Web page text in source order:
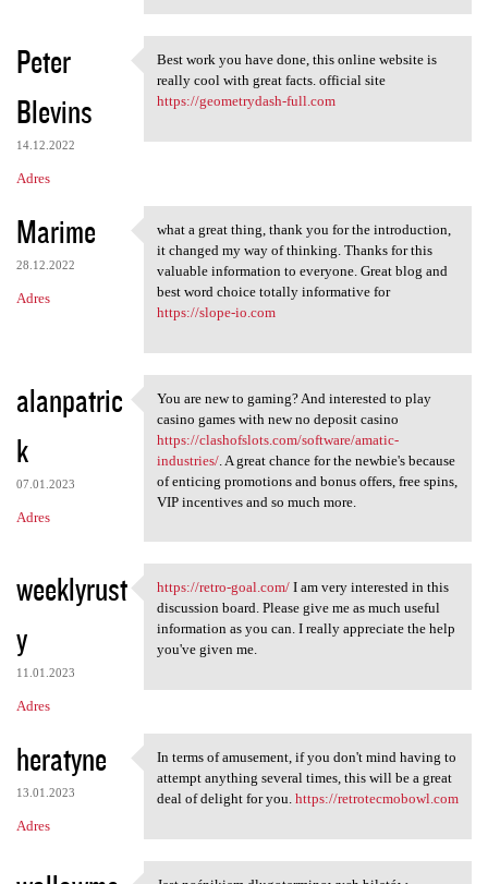
Peter
Blevins
14.12.2022
Adres
Best work you have done, this
Best work you have done, this online website is
really cool with great facts. official site
https://geometrydash-full.com
Marime
28.12.2022
Adres
what a great thing, thank you
what a great thing, thank you for the introduction,
it changed my way of thinking. Thanks for this
valuable information to everyone. Great blog and
best word choice totally informative for
https://slope-io.com
alanpatric
k
07.01.2023
Adres
You are new to gaming? And
You are new to gaming? And interested to play
casino games with new no deposit casino
https://clashofslots.com/software/amatic-
industries/. A great chance for the newbie's because
of enticing promotions and bonus offers, free spins,
VIP incentives and so much more.
weeklyrust
y
11.01.2023
Adres
https://retro-goal.com/ I am
https://retro-goal.com/I am very interested in this
discussion board. Please give me as much useful
information as you can. I really appreciate the help
you've given me.
heratyne
13.01.2023
Adres
In terms of amusement, if you
In terms of amusement, if you don't mind having to
attempt anything several times, this will be a great
deal of delight for you. https://retrotecmobowl.com